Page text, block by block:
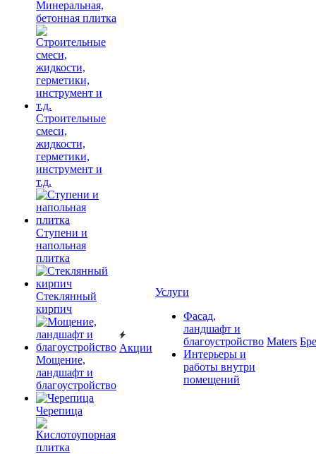
Минеральная,
бетонная плитка
Строительные
смеси,
жидкости,
герметики,
инструмент и
т.д.
Ступени и
напольная
плитка
Cтеклянный
кирпич
Мощение,
ландшафт и
благоустройство
Черепица
Акции
Услуги
Фасад,
ландшафт и
благоустройство
Интерьеры и
работы внутри
помещений
Maters